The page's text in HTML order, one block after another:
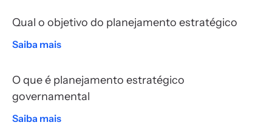
Qual o objetivo do planejamento estratégico
Saiba mais
O que é planejamento estratégico
governamental
Saiba mais